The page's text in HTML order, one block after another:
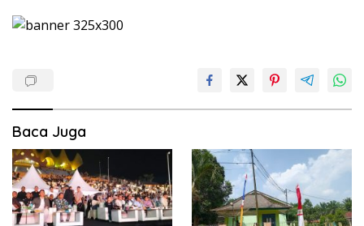
Baca Juga